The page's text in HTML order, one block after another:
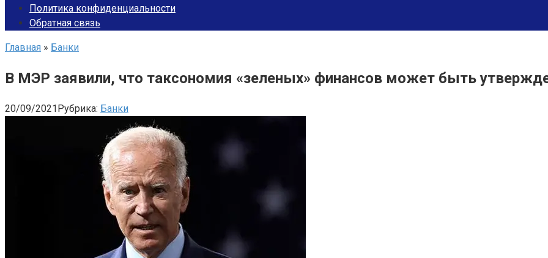
Политика конфиденциальности
Обратная связь
Главная » Банки
В МЭР заявили, что таксономия «зеленых» финансов может быть
20/09/2021Рубрика: Банки